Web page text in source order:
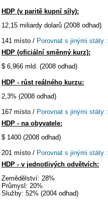
HDP (v paritě kupní síly):
12,15 miliardy dolarů (2008 odhad)
141 místo / Porovnat s jinými státy :
HDP (oficiální směnný kurz):
$ 6,966 mld. (2008 odhad)
HDP - růst reálného kurzu:
2,3% (2008 odhad)
167 místo / Porovnat s jinými státy :
HDP - na obyvatele:
$ 1400 (2008 odhad)
201 místo / Porovnat s jinými státy :
HDP - v jednotlivých odvětvích:
Zemědělství: 28%
Průmysl: 20%
Služby: 52% (2004 odhad)